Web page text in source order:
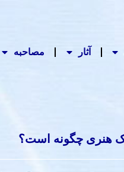
آثار مصاحبه‌
هنری چگونه است؟